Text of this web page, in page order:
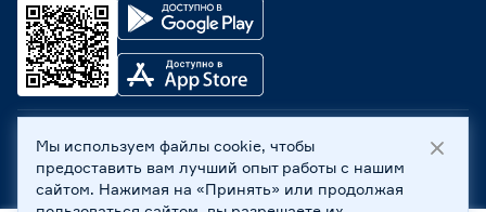
ООО «Бауцентр Рус» 2004 -2026, 236029, г. Калининград,
ул. А.Невского, 205. ИНН 7702596813, КПП 390601001 ©
Все права защищены
Мы используем файлы cookie, чтобы
предоставить вам лучший опыт работы с нашим
сайтом. Нажимая на «Принять» или продолжая